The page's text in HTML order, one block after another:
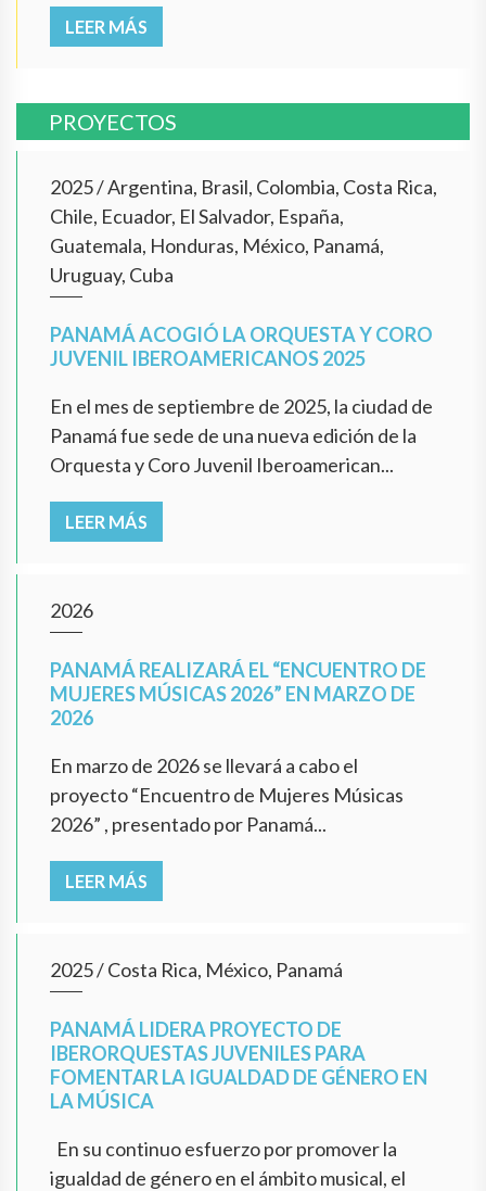
LEER MÁS
PROYECTOS
2025/Argentina, Brasil, Colombia, Costa Rica,
Chile, Ecuador, El Salvador, España,
Guatemala, Honduras, México, Panamá,
Uruguay, Cuba
PANAMÁ ACOGIÓ LA ORQUESTA Y CORO
JUVENIL IBEROAMERICANOS 2025
En el mes de septiembre de 2025, la ciudad de
Panamá fue sede de una nueva edición de la
Orquesta y Coro Juvenil Iberoamerican...
LEER MÁS
2026
PANAMÁ REALIZARÁ EL “ENCUENTRO DE
MUJERES MÚSICAS 2026” EN MARZO DE
2026
En marzo de 2026 se llevará a cabo el
proyecto “Encuentro de Mujeres Músicas
2026” , presentado por Panamá...
LEER MÁS
2025/Costa Rica, México, Panamá
PANAMÁ LIDERA PROYECTO DE
IBERORQUESTAS JUVENILES PARA
FOMENTAR LA IGUALDAD DE GÉNERO EN
LA MÚSICA
En su continuo esfuerzo por promover la
igualdad de género en el ámbito musical, el